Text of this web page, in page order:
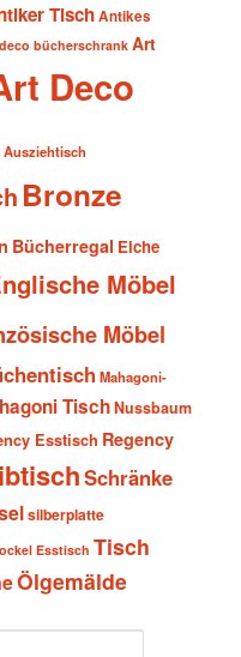
TischAntikes
bücherschrank Art
Deco
Ausziehtisch
Bronze
Bücherregal Eiche
Möbel
Möbel
Mahagoni-
TischNussbaum
Esstisch Regency
Schränke
silberplatte
Esstisch Tisch
Ölgemälde